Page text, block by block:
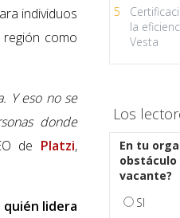
individuos
como
Y eso no se
donde
de Platzi,
quién lidera
5
la
Vesta
Los
En tu
obstáculo
vacante?
SI